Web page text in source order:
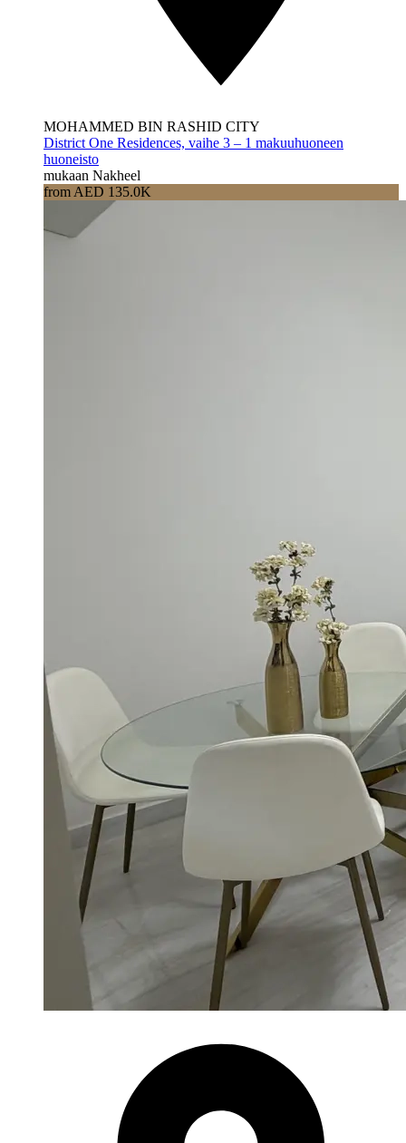
MOHAMMED BIN RASHID CITY
District One Residences, vaihe 3 – 1 makuuhuoneen
huoneisto
mukaan Nakheel
from AED 135.0K